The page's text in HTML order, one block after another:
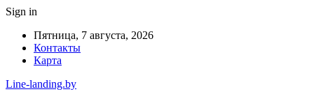
Sign in
Пятница, 7 августа, 2026
Контакты
Карта
Line-landing.by